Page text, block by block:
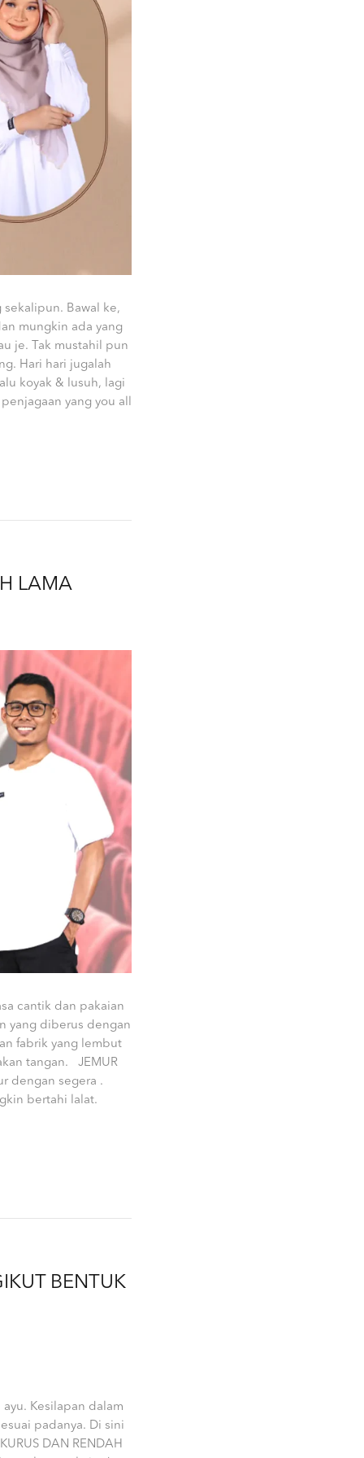
Bawal ke,
mungkin ada yang
je. Tak mustahil pun
Hari hari jugalah
koyak & lusuh, lagi
yang you all
LAMA
cantik dan pakaian
yang diberus dengan
fabrik yang lembut
tangan. JEMUR
dengan segera .
bertahi lalat.
BENTUK
Kesilapan dalam
padanya. Di sini
DAN RENDAH